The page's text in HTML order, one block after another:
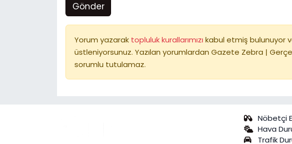
Gönder
Yorum yazarak topluluk kurallarımızı kabul etmiş bulunuyor
üstleniyorsunuz. Yazılan yorumlardan Gazete Zebra |
sorumlu tutulamaz.
Nöbetçi
Hava
Trafik